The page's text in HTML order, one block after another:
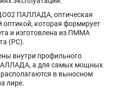
ПАЛЛАДА, оптическая
оптикой, которая формирует
и изготовлена из ПММА
(РС).
внутри профильного
а для самых мощных
в выносном
лире.